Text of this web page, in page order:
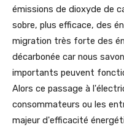
émissions de dioxyde de
sobre, plus efficace, des
migration très forte des
décarbonée car nous
importants peuvent
Alors ce passage à
consommateurs ou les
majeur d'efficacité